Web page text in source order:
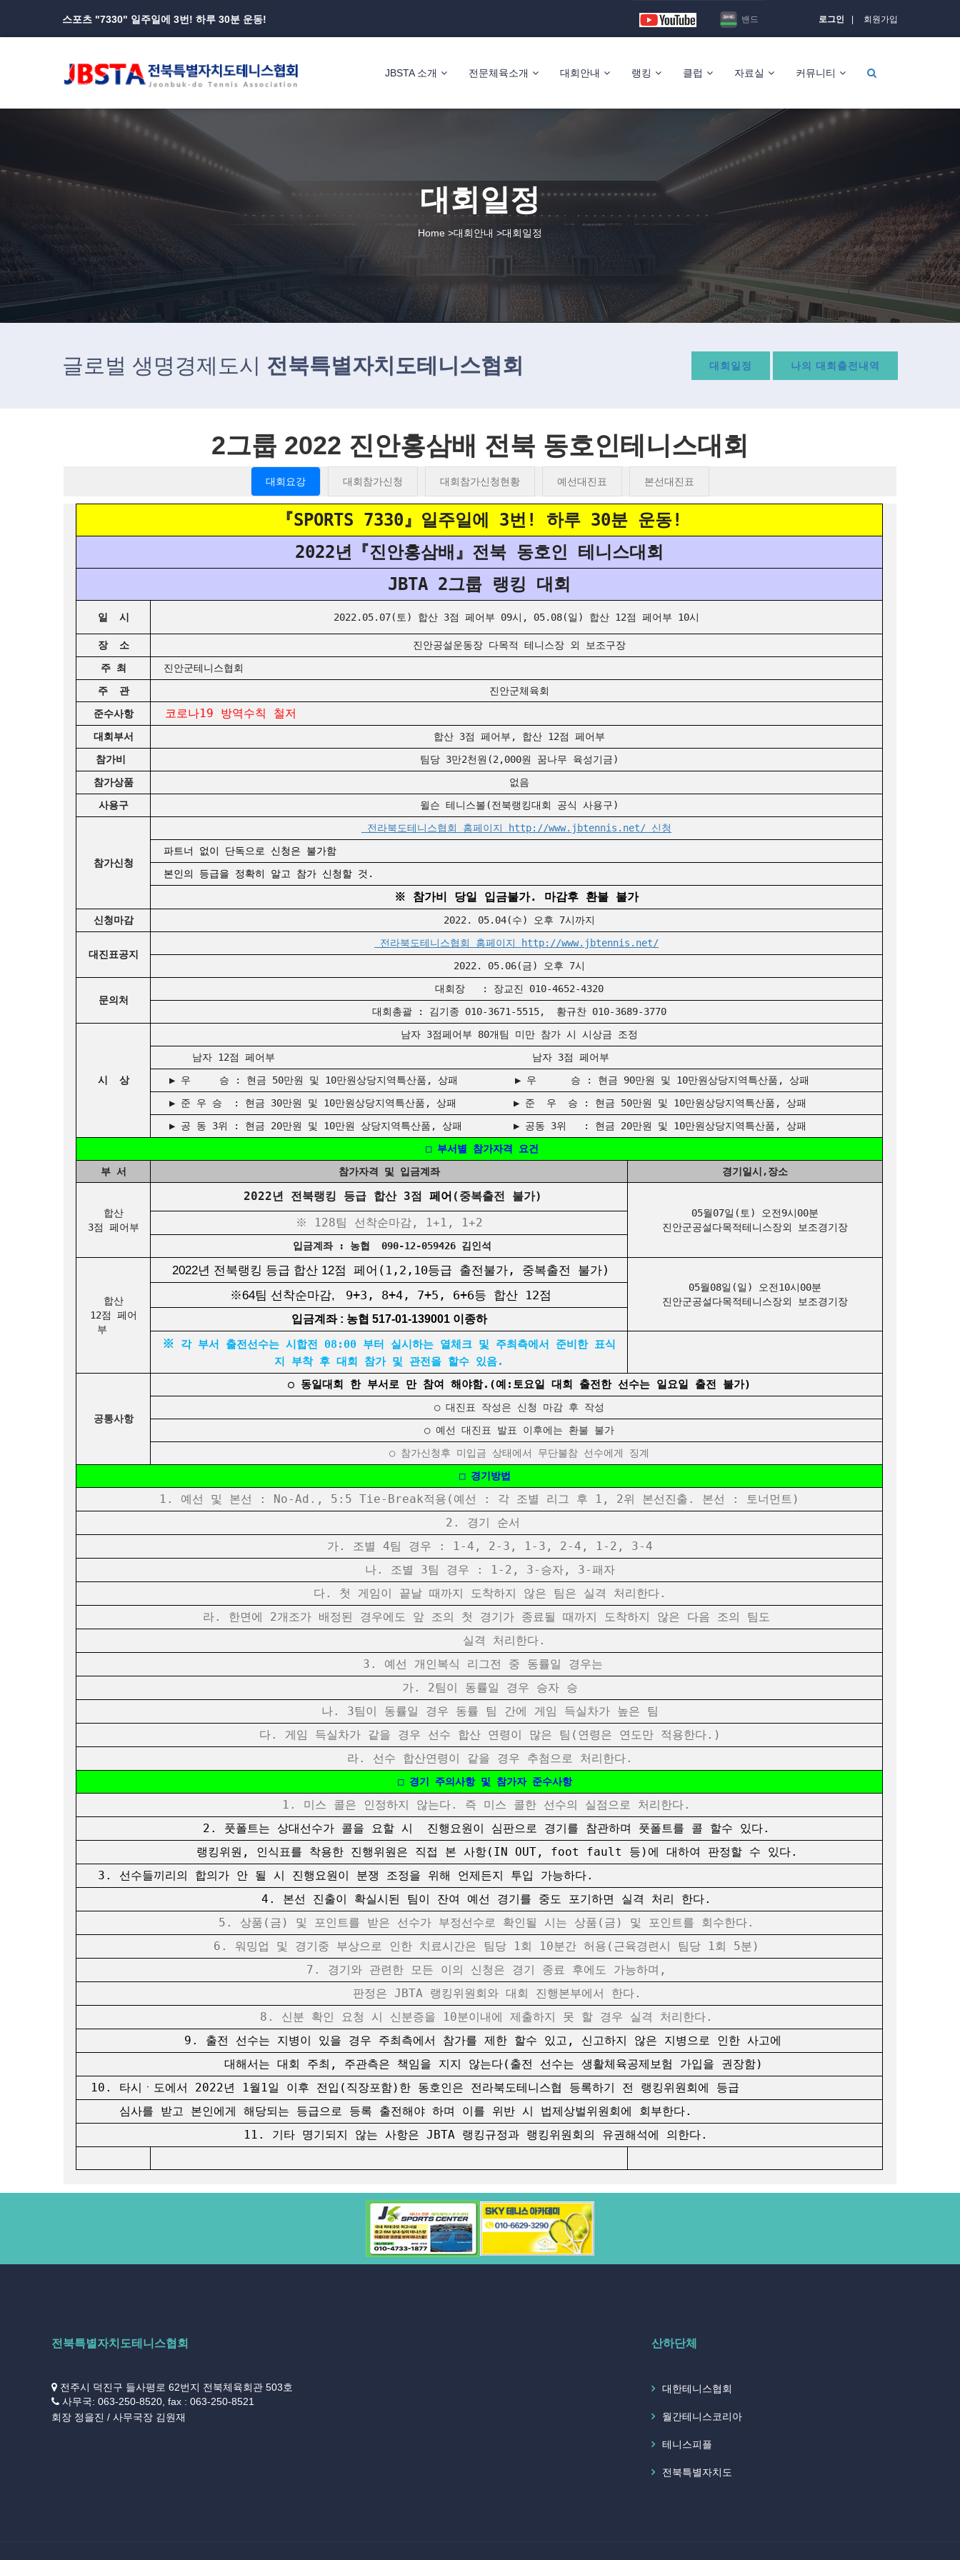
스포츠 "7330" 일주일에 3번! 하루 30분 운동! 밴드 로그인 회원가입
JBSTA 소개 전문체육소개 대회안내 랭킹 클럽 자료실 커뮤니티
대회일정
Home >대회안내 >대회일정
글로벌 생명경제도시 전북특별자치도테니스협회 대회일정 나의 대회출전내역
2그룹 2022 진안홍삼배 전북 동호인테니스대회
대회요강 대회참가신청 대회참가신청현황 예선대진표 본선대진표
『SPORTS 7330』일주일에 3번! 하루 30분 운동!
2022년『진안홍삼배』전북 동호인 테니스대회
JBTA 2그룹 랭킹 대회
일 시 2022.05.07(토) 합산 3점 페어부 09시, 05.08(일) 합산 12점 페어부 10시
장 소
진안공설운동장 다목적 테니스장 외 보조구장
주 최
진안군테니스협회
주 관
진안군체육회
준수사항
코로나19 방역수칙 철저
대회부서
합산 3점 페어부, 합산 12점 페어부
참가비
팀당 3만2천원(2,000원 꿈나무 육성기금)
참가상품
없음
사용구
윌슨 테니스볼(전북랭킹대회 공식 사용구)
참가신청
전라북도테니스협회 홈페이지 http://www.jbtennis.net/ 신청
파트너 없이 단독으로 신청은 불가함
본인의 등급을 정확히 알고 참가 신청할 것.
※ 참가비 당일 입금불가. 마감후 환불 불가
신청마감 2022. 05.04(수) 오후 7시까지
대진표공지
전라북도테니스협회 홈페이지 http://www.jbtennis.net/
2022. 05.06(금) 오후 7시
문의처
대회장 : 장교진 010-4652-4320
대회총괄 : 김기종 010-3671-5515, 황규찬 010-3689-3770
시 상
남자 3점페어부 80개팀 미만 참가 시 시상금 조정
남자 12점 페어부 남자 3점 페어부
▶ 우 승 : 현금 50만원 및 10만원상당지역특산품, 상패 ▶ 우 승 : 현금 90만원 및 10만원상당지역특산품, 상패
▶ 준 우 승 : 현금 30만원 및 10만원상당지역특산품, 상패 ▶ 준 우 승 : 현금 50만원 및 10만원상당지역특산품, 상패
▶ 공 동 3위 : 현금 20만원 및 10만원 상당지역특산품, 상패 ▶ 공동 3위 : 현금 20만원 및 10만원상당지역특산품, 상패
□ 부서별 참가자격 요건
부 서
참가자격 및 입금계좌 경기일시,장소
합산
3점 페어부
2022년 전북랭킹 등급 합산 3점 페어 (중복출전 불가)
05월07일(토) 오전9시00분
진안군공설다목적테니스장외 보조경기장
※ 128팀 선착순마감, 1+1, 1+2
입금계좌 : 농협 090-12-059426 김인석
합산
12점 페어
부
2022년 전북랭킹 등급 합산 12점 페어 (1,2,10등급 출전불가, 중복출전 불가)
05월08일(일) 오전10시00분
진안군공설다목적테니스장외 보조경기장
※64팀 선착순마감, 9+3, 8+4, 7+5, 6+6등 합산 12점
입금계좌 : 농협 517-01-139001 이종하
※ 각 부서 출전선수는 시합전 08:00 부터 실시하는 열체크 및 주최측에서 준비한 표식
지 부착 후 대회 참가 및 관전을 할수 있음.
공통사항
○ 동일대회 한 부서로 만 참여 해야함.(예:토요일 대회 출전한 선수는 일요일 출전 불가)
○ 대진표 작성은 신청 마감 후 작성
○ 예선 대진표 발표 이후에는 환불 불가
○ 참가신청후 미입금 상태에서 무단불참 선수에게 징계
□ 경기방법
1. 예선 및 본선 : No-Ad., 5:5 Tie-Break적용(예선 : 각 조별 리그 후 1, 2위 본선진출. 본선 : 토너먼트)
2. 경기 순서
가. 조별 4팀 경우 : 1-4, 2-3, 1-3, 2-4, 1-2, 3-4
나. 조별 3팀 경우 : 1-2, 3-승자, 3-패자
다. 첫 게임이 끝날 때까지 도착하지 않은 팀은 실격 처리한다.
라. 한면에 2개조가 배정된 경우에도 앞 조의 첫 경기가 종료될 때까지 도착하지 않은 다음 조의 팀도
실격 처리한다.
3. 예선 개인복식 리그전 중 동률일 경우는
가. 2팀이 동률일 경우 승자 승
나. 3팀이 동률일 경우 동률 팀 간에 게임 득실차가 높은 팀
다. 게임 득실차가 같을 경우 선수 합산 연령이 많은 팀(연령은 연도만 적용한다.)
라. 선수 합산연령이 같을 경우 추첨으로 처리한다.
□ 경기 주의사항 및 참가자 준수사항
1. 미스 콜은 인정하지 않는다. 즉 미스 콜한 선수의 실점으로 처리한다.
2. 풋폴트는 상대선수가 콜을 요할 시 진행요원이 심판으로 경기를 참관하며 풋폴트를 콜 할수 있다.
랭킹위원, 인식표를 착용한 진행위원은 직접 본 사항(IN OUT, foot fault 등)에 대하여 판정할 수 있다.
3. 선수들끼리의 합의가 안 될 시 진행요원이 분쟁 조정을 위해 언제든지 투입 가능하다.
4. 본선 진출이 확실시된 팀이 잔여 예선 경기를 중도 포기하면 실격 처리 한다.
5. 상품(금) 및 포인트를 받은 선수가 부정선수로 확인될 시는 상품(금) 및 포인트를 회수한다.
6. 워밍업 및 경기중 부상으로 인한 치료시간은 팀당 1회 10분간 허용(근육경련시 팀당 1회 5분)
7. 경기와 관련한 모든 이의 신청은 경기 종료 후에도 가능하며,
판정은 JBTA 랭킹위원회와 대회 진행본부에서 한다.
8. 신분 확인 요청 시 신분증을 10분이내에 제출하지 못 할 경우 실격 처리한다.
9. 출전 선수는 지병이 있을 경우 주최측에서 참가를 제한 할수 있고, 신고하지 않은 지병으로 인한 사고에
대해서는 대회 주최, 주관측은 책임을 지지 않는다(출전 선수는 생활체육공제보험 가입을 권장함)
10. 타시ㆍ도에서 2022년 1월1일 이후 전입(직장포함)한 동호인은 전라북도테니스협 등록하기 전 랭킹위원회에 등급
심사를 받고 본인에게 해당되는 등급으로 등록 출전해야 하며 이를 위반 시 법제상벌위원회에 회부한다.
11. 기타 명기되지 않는 사항은 JBTA 랭킹규정과 랭킹위원회의 유권해석에 의한다.
전북특별자치도테니스협회
전주시 덕진구 들사평로 62번지 전북체육회관 503호
사무국: 063-250-8520, fax : 063-250-8521
회장 정을진 / 사무국장 김원재
산하단체
대한테니스협회
월간테니스코리아
테니스피플
전북특별자치도